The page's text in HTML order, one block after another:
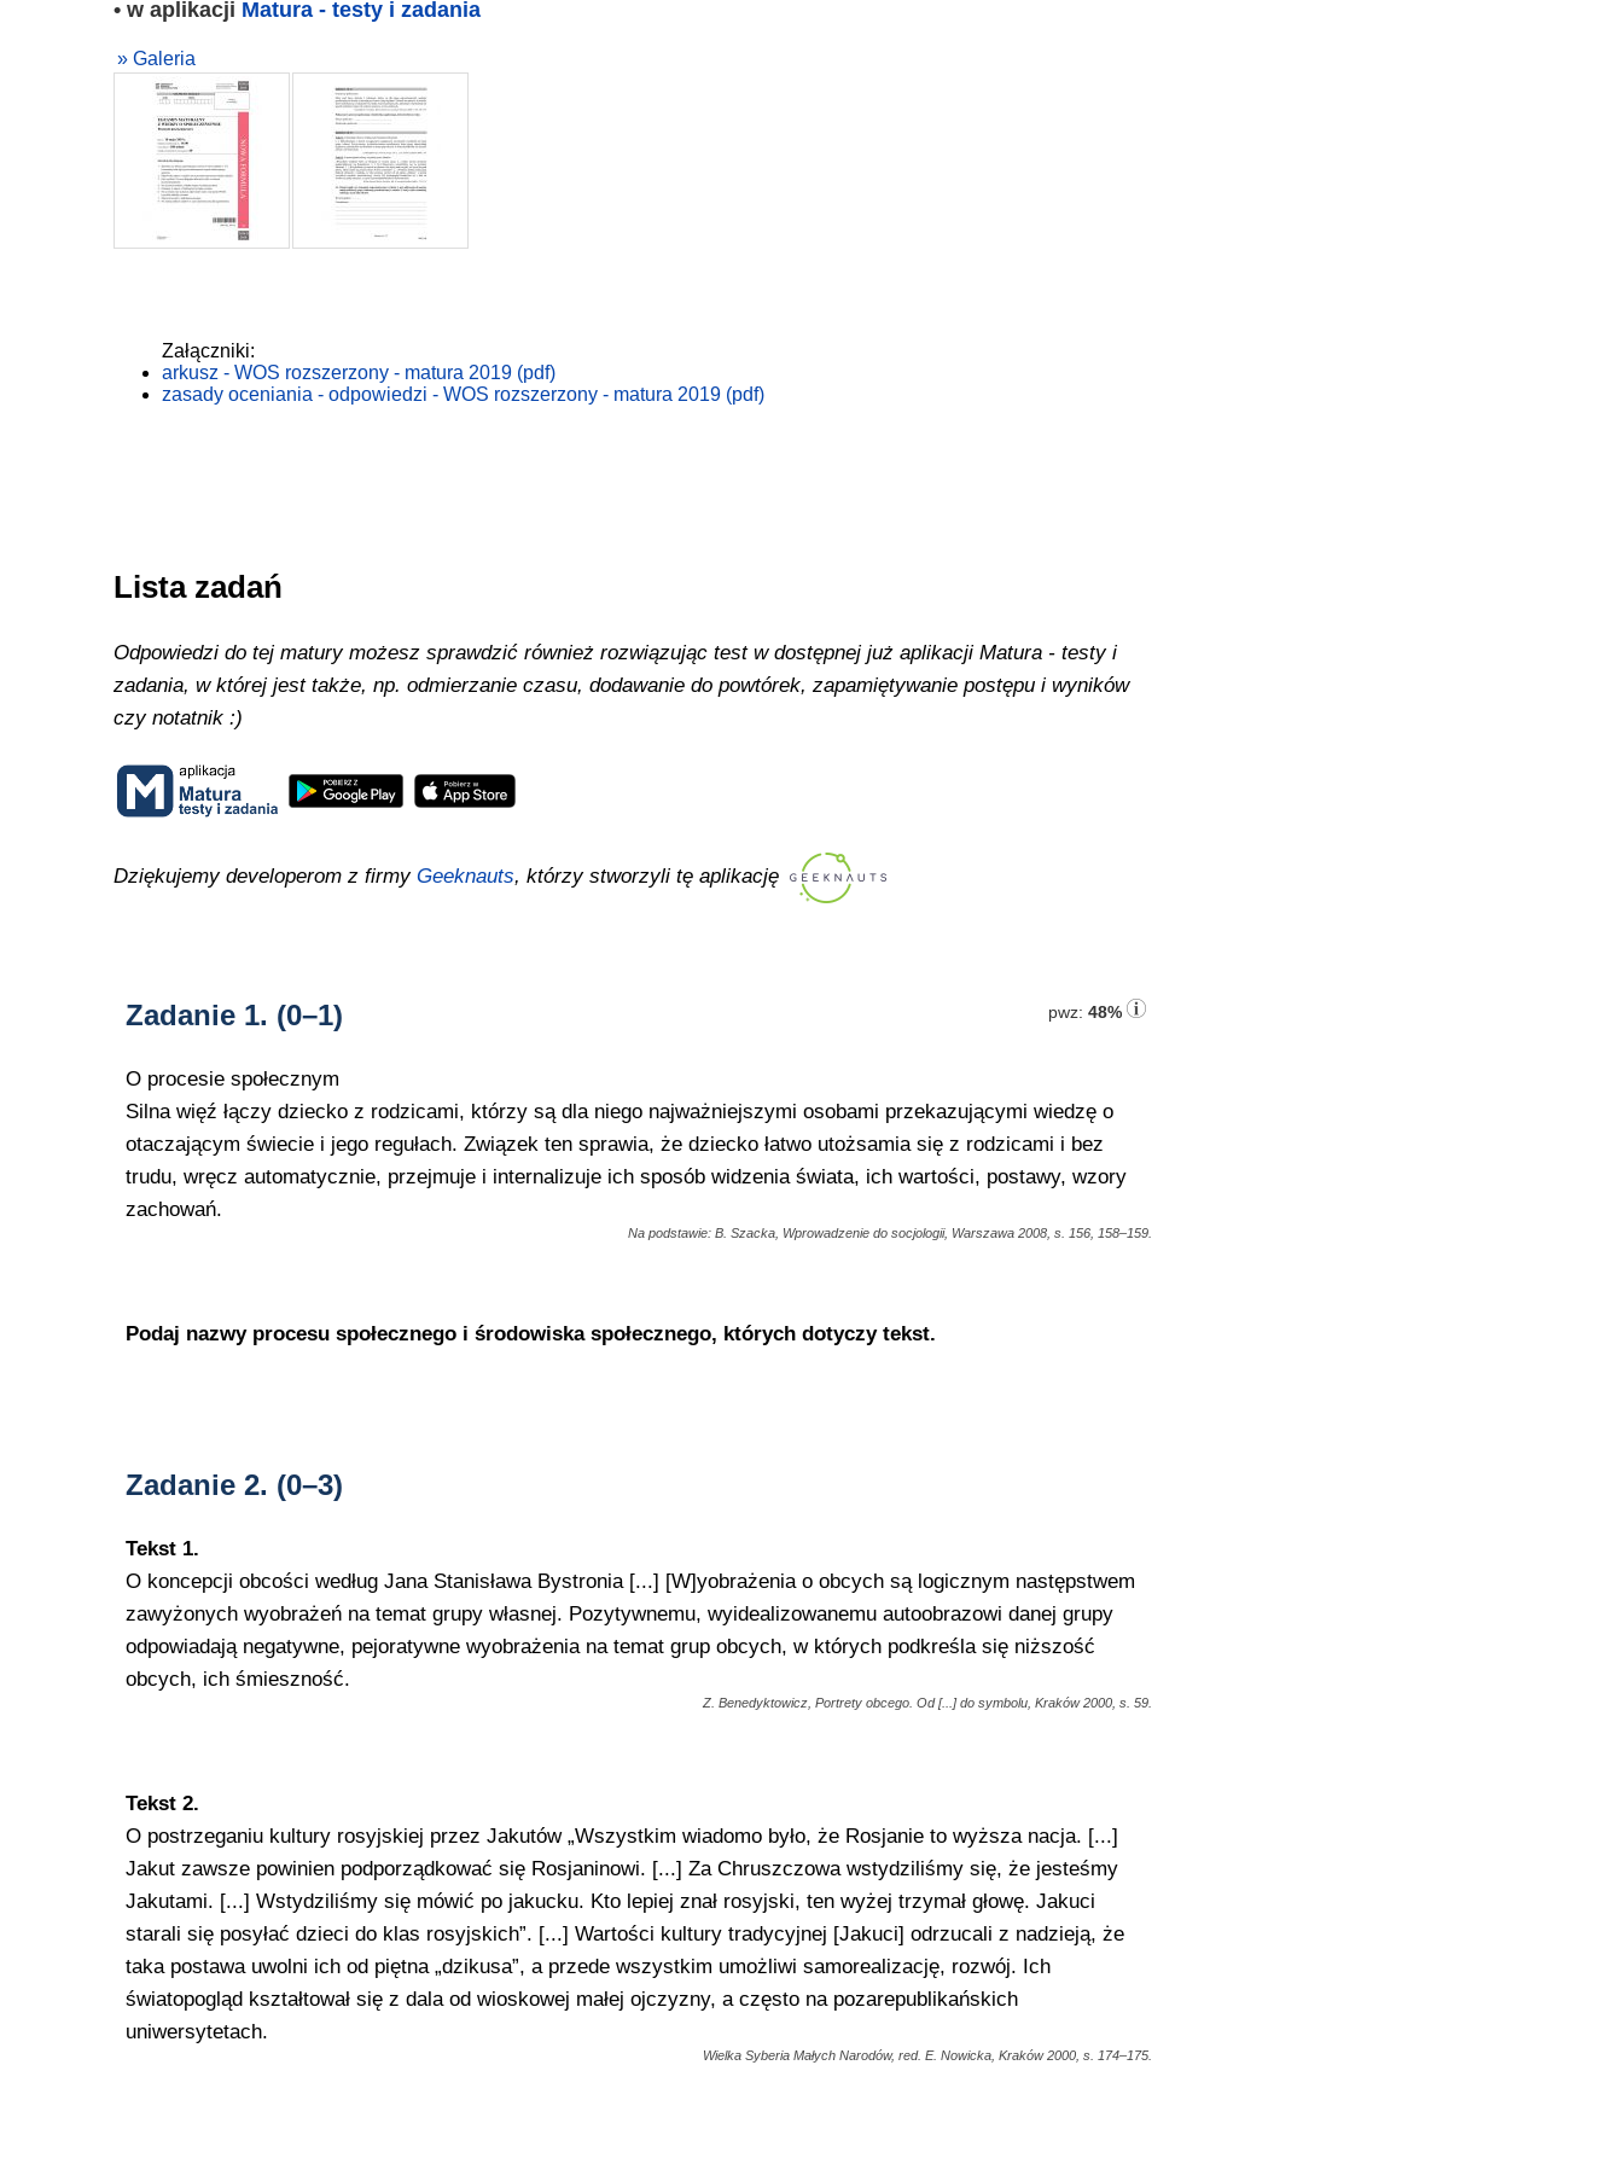
• w aplikacji Matura - testy i zadania
» Galeria
Załączniki:
arkusz - WOS rozszerzony - matura 2019 (pdf)
zasady oceniania - odpowiedzi - WOS rozszerzony - matura 2019 (pdf)
Lista zadań
Odpowiedzi do tej matury możesz sprawdzić również rozwiązując test w dostępnej już aplikacji Matura - testy i
zadania, w której jest także, np. odmierzanie czasu, dodawanie do powtórek, zapamiętywanie postępu i wyników
czy notatnik :)
Dziękujemy developerom z firmy Geeknauts, którzy stworzyli tę aplikację
pwz: 48%
Zadanie 1. (0–1)
O procesie społecznym
Silna więź łączy dziecko z rodzicami, którzy są dla niego najważniejszymi osobami przekazującymi wiedzę o
otaczającym świecie i jego regułach. Związek ten sprawia, że dziecko łatwo utożsamia się z rodzicami i bez
trudu, wręcz automatycznie, przejmuje i internalizuje ich sposób widzenia świata, ich wartości, postawy, wzory
zachowań.
Na podstawie: B. Szacka, Wprowadzenie do socjologii, Warszawa 2008, s. 156, 158–159.
Podaj nazwy procesu społecznego i środowiska społecznego, których dotyczy tekst.
Zadanie 2. (0–3)
Tekst 1.
O koncepcji obcości według Jana Stanisława Bystronia [...] [W]yobrażenia o obcych są logicznym następstwem
zawyżonych wyobrażeń na temat grupy własnej. Pozytywnemu, wyidealizowanemu autoobrazowi danej grupy
odpowiadają negatywne, pejoratywne wyobrażenia na temat grup obcych, w których podkreśla się niższość
obcych, ich śmieszność.
Z. Benedyktowicz, Portrety obcego. Od [...] do symbolu, Kraków 2000, s. 59.
Tekst 2.
O postrzeganiu kultury rosyjskiej przez Jakutów „Wszystkim wiadomo było, że Rosjanie to wyższa nacja. [...]
Jakut zawsze powinien podporządkować się Rosjaninowi. [...] Za Chruszczowa wstydziliśmy się, że jesteśmy
Jakutami. [...] Wstydziliśmy się mówić po jakucku. Kto lepiej znał rosyjski, ten wyżej trzymał głowę. Jakuci
starali się posyłać dzieci do klas rosyjskich”. [...] Wartości kultury tradycyjnej [Jakuci] odrzucali z nadzieją, że
taka postawa uwolni ich od piętna „dzikusa”, a przede wszystkim umożliwi samorealizację, rozwój. Ich
światopogląd kształtował się z dala od wioskowej małej ojczyzny, a często na pozarepublikańskich
uniwersytetach.
Wielka Syberia Małych Narodów, red. E. Nowicka, Kraków 2000, s. 174–175.